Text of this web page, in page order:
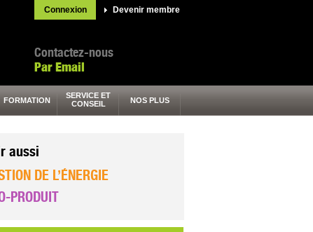
Connexion Devenir membre
Contactez-nous
Par Email
FORMATION
SERVICE ET
CONSEIL
NOS PLUS
aussi
DE L’ÉNERGIE
PRODUIT